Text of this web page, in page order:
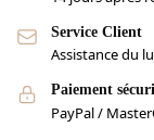
Service Client
Assistance du
Paiement
PayPal /